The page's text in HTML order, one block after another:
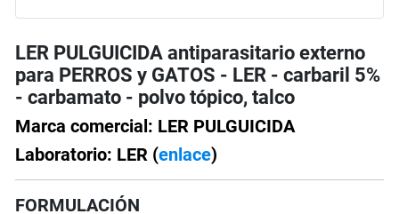
LER PULGUICIDA antiparasitario externo
para PERROS y GATOS - LER - carbaril 5%
- carbamato - polvo tópico, talco
Marca comercial: LER PULGUICIDA
Laboratorio: LER (enlace)
FORMULACIÓN